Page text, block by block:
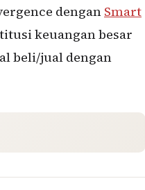
dengan Smart
keuangan besar
beli/jual dengan